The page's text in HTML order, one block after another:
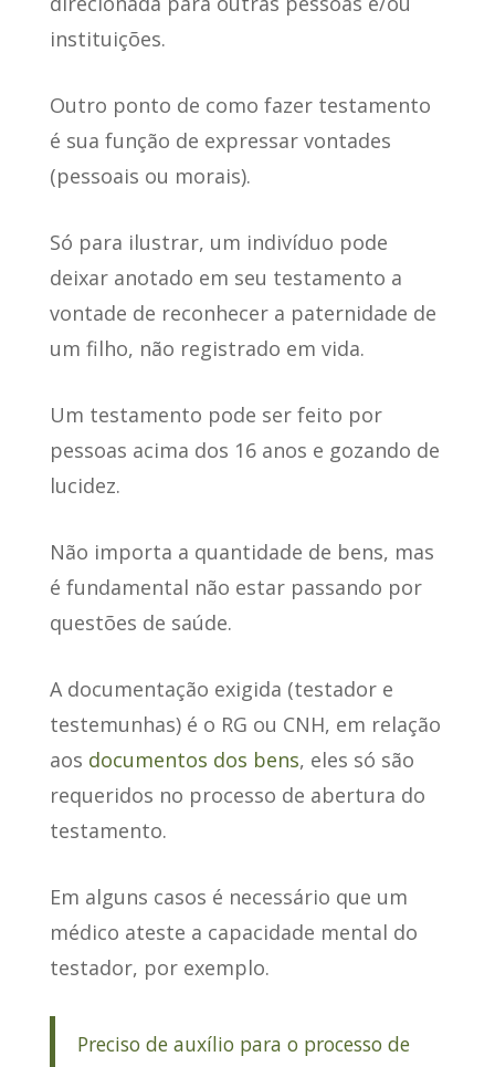
instituições.
Outro ponto de como fazer testamento
é sua função de expressar vontades
(pessoais ou morais).
Só para ilustrar, um indivíduo pode
deixar anotado em seu testamento a
vontade de reconhecer a paternidade de
um filho, não registrado em vida.
Um testamento pode ser feito por
pessoas acima dos 16 anos e gozando de
lucidez.
Não importa a quantidade de bens, mas
é fundamental não estar passando por
questões de saúde.
A documentação exigida (testador e
testemunhas) é o RG ou CNH, em relação
aos documentos dos bens, eles só são
requeridos no processo de abertura do
testamento.
Em alguns casos é necessário que um
médico ateste a capacidade mental do
testador, por exemplo.
Preciso de auxílio para o processo de